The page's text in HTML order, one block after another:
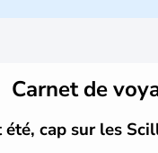
Carnet de
été, cap sur les